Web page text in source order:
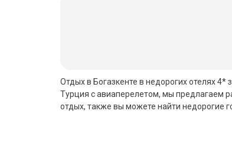
Отдых в Богазкенте в недорогих отелях 4*
Турция с авиаперелетом, мы предлагаем
отдых, также вы можете найти недорогие
Северный Гоа